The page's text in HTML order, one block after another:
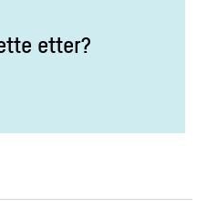
etter?